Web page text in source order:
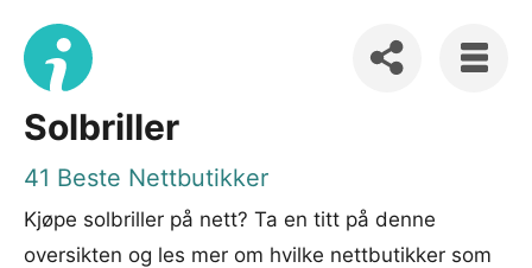
Solbriller
41 Beste Nettbutikker
Kjøpe solbriller på nett? Ta en titt på denne
oversikten og les mer om hvilke nettbutikker som